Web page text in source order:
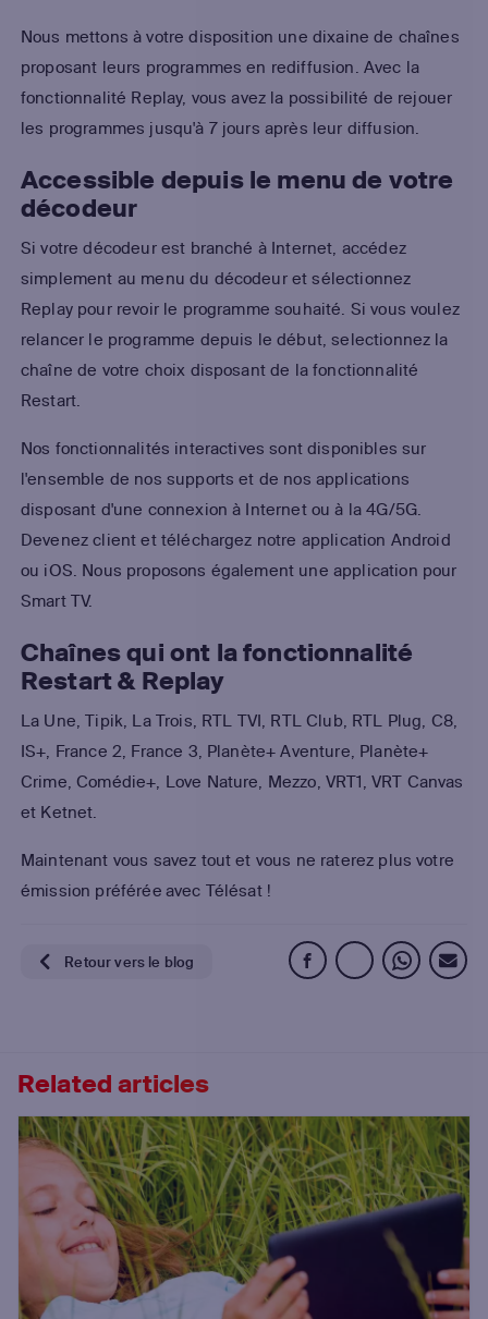
Nous mettons à votre disposition une dixaine de chaînes
proposant leurs programmes en rediffusion. Avec la
fonctionnalité Replay, vous avez la possibilité de rejouer
les programmes jusqu'à 7 jours après leur diffusion.
Accessible depuis le menu de votre
décodeur
Si votre décodeur est branché à Internet, accédez
simplement au menu du décodeur et sélectionnez
Replay pour revoir le programme souhaité. Si vous voulez
relancer le programme depuis le début, selectionnez la
chaîne de votre choix disposant de la fonctionnalité
Restart.
Nos fonctionnalités interactives sont disponibles sur
l'ensemble de nos supports et de nos applications
disposant d'une connexion à Internet ou à la 4G/5G.
Devenez client et téléchargez notre application Android
ou iOS. Nous proposons également une application pour
Smart TV.
Chaînes qui ont la fonctionnalité
Restart & Replay
La Une, Tipik, La Trois, RTL TVI, RTL Club, RTL Plug, C8,
IS+, France 2, France 3, Planète+ Aventure, Planète+
Crime, Comédie+, Love Nature, Mezzo, VRT1, VRT Canvas
et Ketnet.
Maintenant vous savez tout et vous ne raterez plus votre
émission préférée avec Télésat !
Retour vers le blog
Related articles